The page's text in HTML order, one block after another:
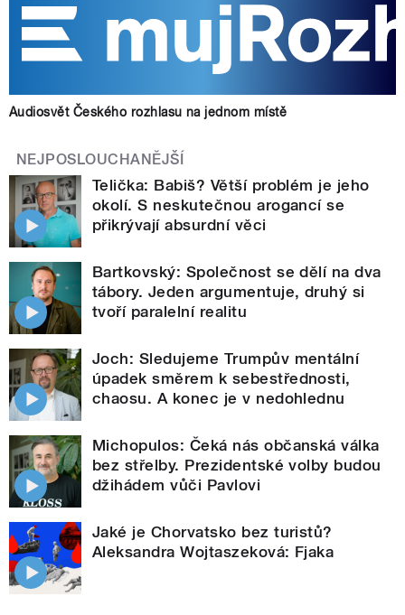
Audiosvět Českého rozhlasu na jednom místě
NEJPOSLOUCHANĚJŠÍ
Telička: Babiš? Větší problém je jeho
okolí. S neskutečnou arogancí se
přikrývají absurdní věci
Bartkovský: Společnost se dělí na dva
tábory. Jeden argumentuje, druhý si
tvoří paralelní realitu
Joch: Sledujeme Trumpův mentální
úpadek směrem k sebestřednosti,
chaosu. A konec je v nedohlednu
Michopulos: Čeká nás občanská válka
bez střelby. Prezidentské volby budou
džihádem vůči Pavlovi
Jaké je Chorvatsko bez turistů?
Aleksandra Wojtaszeková: Fjaka